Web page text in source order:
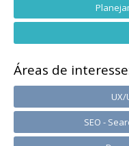
Áreas de
UX/
SEO -